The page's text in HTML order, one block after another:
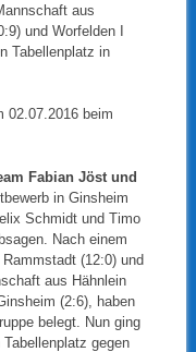
aus
und Worfelden I
Tabellenplatz in
02.07.2016 beim
Fabian Jöst und
in Ginsheim
Schmidt und Timo
Nach einem
(12:0) und
aus Hähnlein
(2:6), haben
belegt. Nun ging
gegen